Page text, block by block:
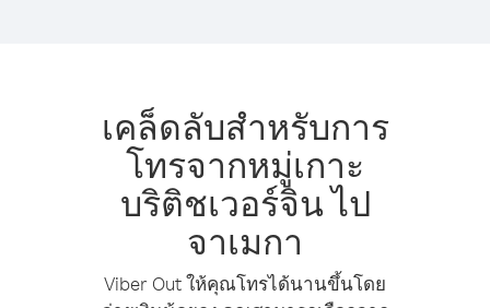
เคล็ดลับสำหรับการ
โทรจากหมู่เกาะ
บริติชเวอร์จิน ไป
จาเมกา
Viber Out ให้คุณโทรได้นานขึ้นโดย